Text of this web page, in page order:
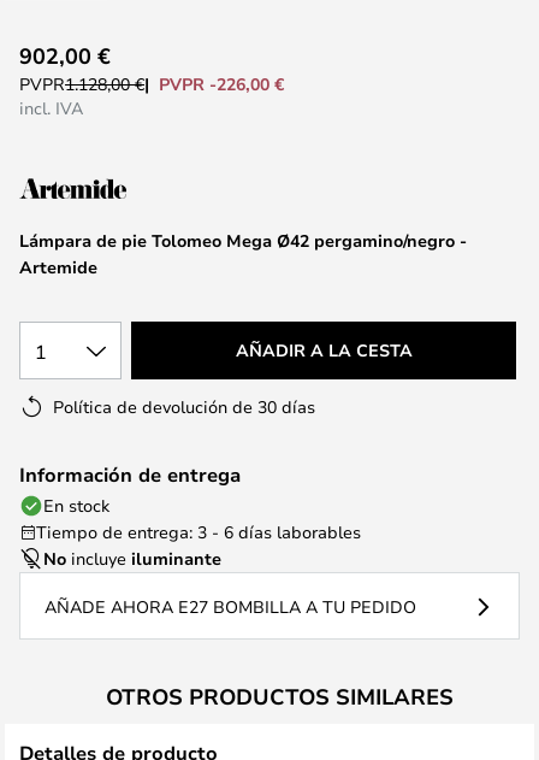
al
comienzo
galería
imágenes
Lámpara de pie Tolomeo Mega Ø42 pergamino/negro -
Artemide
902,00 €
PVPR1.128,00 €
PVPR -226,00 €
incl. IVA
1 AÑADIR A LA CESTA
Política de devolución de 30 días
Información de entrega
En stock
Tiempo de entrega: 3 - 6 días laborables
No incluye iluminante
AÑADE AHORA E27 BOMBILLA A TU PEDIDO
OTROS PRODUCTOS SIMILARES
Detalles de producto